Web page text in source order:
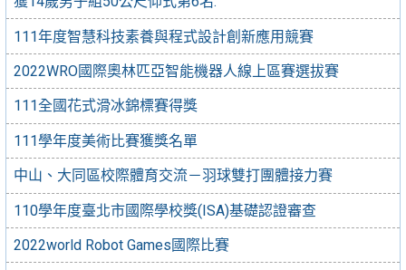
111年度智慧科技素養與程式設計創新應用競賽
2022WRO國際奧林匹亞智能機器人線上區賽選拔賽
111全國花式滑冰錦標賽得獎
111學年度美術比賽獲獎名單
中山、大同區校際體育交流－羽球雙打團體接力賽
110學年度臺北市國際學校獎(ISA)基礎認證審查
2022world Robot Games國際比賽